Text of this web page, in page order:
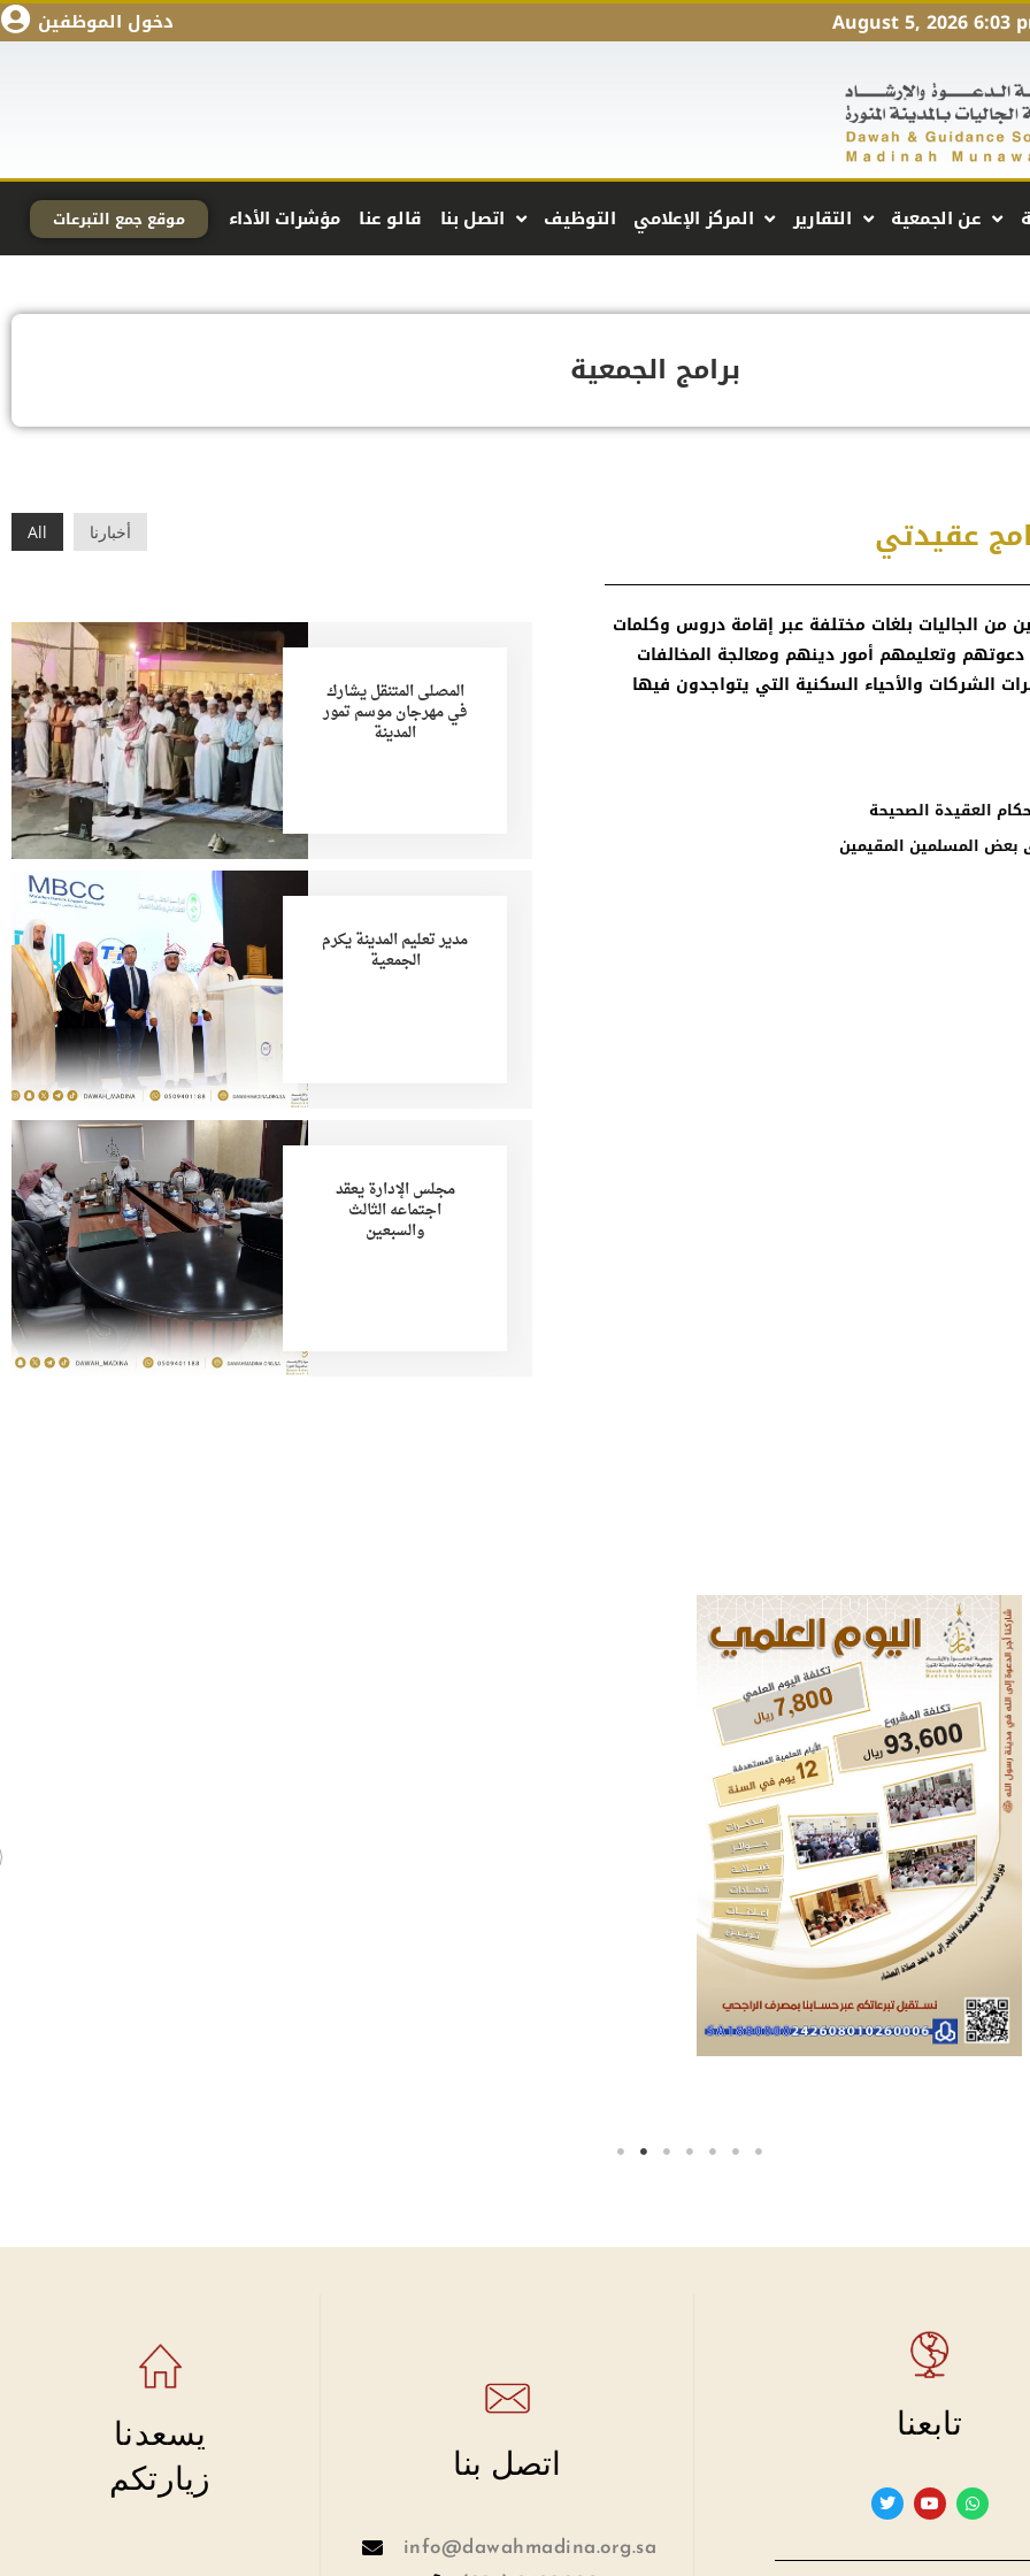
دخول الموظفين August 5, 2026 6:03
موقع جمع التبرعات مؤشرات الأداء قالو عنا اتصل بنا التوظيف المركز الإعلامي التقارير عن الجمعية
برامج الجمعية
All أخبارنا
المصلى المتنقل يشارك
في مهرجان موسم تمور
المدينة
مدير تعليم المدينة يكرم
الجمعية
مجلس الإدارة يعقد
اجتماعه الثالث
والسبعين
عقيدتي
من الجاليات بلغات مختلفة عبر إقامة دروس وكلمات
وتعليمهم أمور دينهم ومعالجة المخالفات
الشركات والأحياء السكنية التي يتواجدون فيها
العقيدة الصحيحة
بعض المسلمين المقيمين
يسعدنا
زيارتكم
اتصل بنا
info@dawahmadina.org.sa
تابعنا